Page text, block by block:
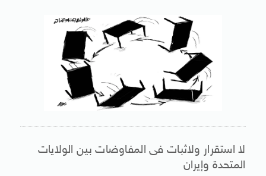
لا استقرار ولاثبات فى المفاوضات بين الولايات
المتحدة وإيران